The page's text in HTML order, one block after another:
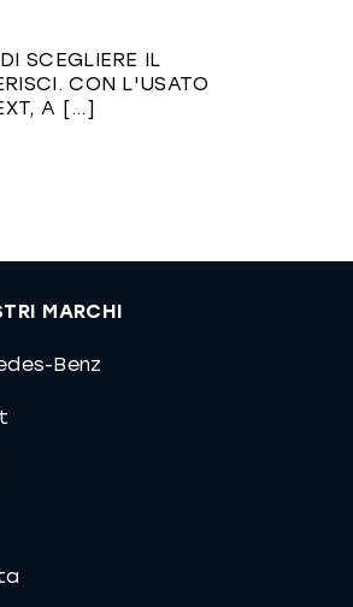
SCEGLIERE IL
CON L'USATO
A [...]
MARCHI
Benz